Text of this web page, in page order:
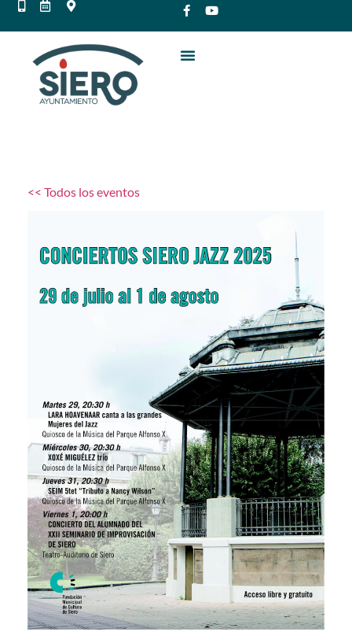
<< Todos los eventos